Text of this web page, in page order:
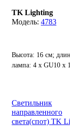
TK Lighting
4783
Высота: 16 см;
лампа: 4 х GU10 х
Светильник
направленного
света(спот) TK